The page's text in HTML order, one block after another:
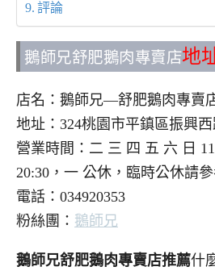
評論
鵝師兄舒肥鵝肉專賣店地
店名：鵝師兄—舒肥鵝肉專賣
地址：324桃園市平鎮區振興
營業時間：二 三 四 五 六 日
20:30，一 公休，臨時公休請
電話：034920353
粉絲團： 鵝師兄
鵝師兄舒肥鵝肉專賣店推薦什